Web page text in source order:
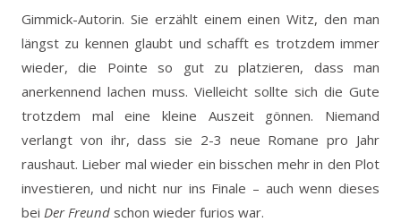
Gimmick-Autorin. Sie erzählt einem einen Witz, den man
längst zu kennen glaubt und schafft es trotzdem immer
wieder, die Pointe so gut zu platzieren, dass man
anerkennend lachen muss. Vielleicht sollte sich die Gute
trotzdem mal eine kleine Auszeit gönnen. Niemand
verlangt von ihr, dass sie 2-3 neue Romane pro Jahr
raushaut. Lieber mal wieder ein bisschen mehr in den Plot
investieren, und nicht nur ins Finale – auch wenn dieses
bei Der Freund schon wieder furios war.